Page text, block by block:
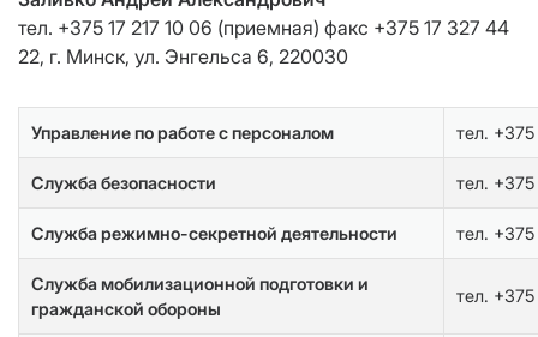
тел. +375 17 217 10 06 (приемная) факс +375 17 327 44
22, г. Минск, ул. Энгельса 6, 220030
Управление по работе с персоналом тел. +375
Служба безопасности тел.
Служба режимно-секретной деятельности тел.
Служба мобилизационной подготовки и
гражданской обороны
тел.